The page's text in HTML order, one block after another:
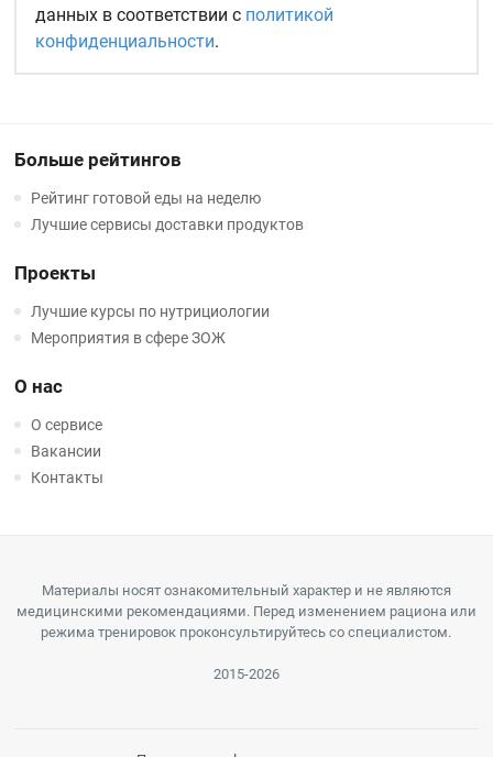
данных в соответствии с политикой
конфиденциальности.
Больше рейтингов
Рейтинг готовой еды на неделю
Лучшие сервисы доставки продуктов
Проекты
Лучшие курсы по нутрициологии
Мероприятия в сфере ЗОЖ
О нас
О сервисе
Вакансии
Контакты
Материалы носят ознакомительный характер и не являются
медицинскими рекомендациями. Перед изменением рациона или
режима тренировок проконсультируйтесь со специалистом.
2015-2026